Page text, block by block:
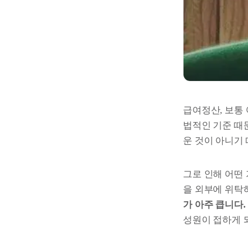
급여정산, 보통
법적인 기준 때
운 것이 아니기
그로 인해 어떤
을 외부에 위탁
가 아주 큽니다.
성원이 접하게